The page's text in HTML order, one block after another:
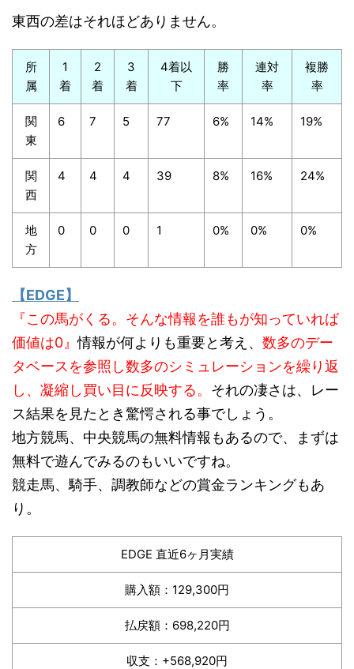
東西の差はそれほどありません。
所
属
1
着
2
着
3
着
4着以
下
勝
率
連対
率
複勝
率
関
東
6 7 5 77 6% 14% 19%
関
西
4 4 4 39 8% 16% 24%
地
方
0 0 0 1 0% 0% 0%
【EDGE】
『この馬がくる。そんな情報を誰もが知っていれば
価値は0』情報が何よりも重要と考え、 数多のデー
タベースを参照し数多のシミュレーションを繰り返
し、凝縮し買い目に反映する。 それの凄さは、レー
ス結果を見たとき驚愕される事でしょう。
地方競馬、中央競馬の無料情報もあるので、まずは
無料で遊んでみるのもいいですね。
競走馬、騎手、調教師などの賞金ランキングもあ
り。
EDGE 直近6ヶ月実績
購入額：129,300円
払戻額：698,220円
収支：+568,920円